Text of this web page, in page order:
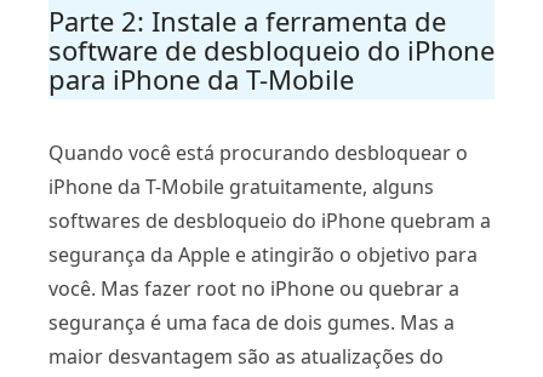
Parte 2: Instale a ferramenta de
software de desbloqueio do iPhone
para iPhone da T-Mobile
Quando você está procurando desbloquear o
iPhone da T-Mobile gratuitamente, alguns
softwares de desbloqueio do iPhone quebram a
segurança da Apple e atingirão o objetivo para
você. Mas fazer root no iPhone ou quebrar a
segurança é uma faca de dois gumes. Mas a
maior desvantagem são as atualizações do